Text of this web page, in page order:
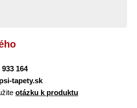
933 164
tapety.sk
otázku k produktu